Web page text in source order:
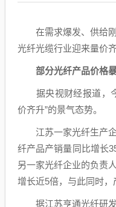
在需求爆发、供给刚
光纤光缆行业迎来量价
部分光纤产品价格
据央视财经报道，今
价齐升”的景气态势。
江苏一家光纤生产企
纤产品产销量同比增长
另一家光纤企业的负责
增长近5倍，与此同时，
据江苏亨通光纤研发